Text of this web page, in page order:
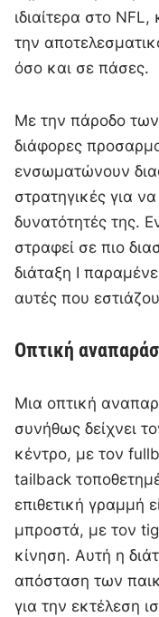
ιδιαίτερα στο
την
όσο και σε πάσες.
Με την πάροδο των
διάφορες
ενσωματώνουν
στρατηγικές για
δυνατότητές της.
στραφεί σε πιο
διάταξη I
αυτές που
Οπτική
Μια οπτική
συνήθως δείχνει
κέντρο, με τον
tailback
επιθετική γραμμή
μπροστά, με τον
κίνηση. Αυτή η
απόσταση των
για την εκτέλεση